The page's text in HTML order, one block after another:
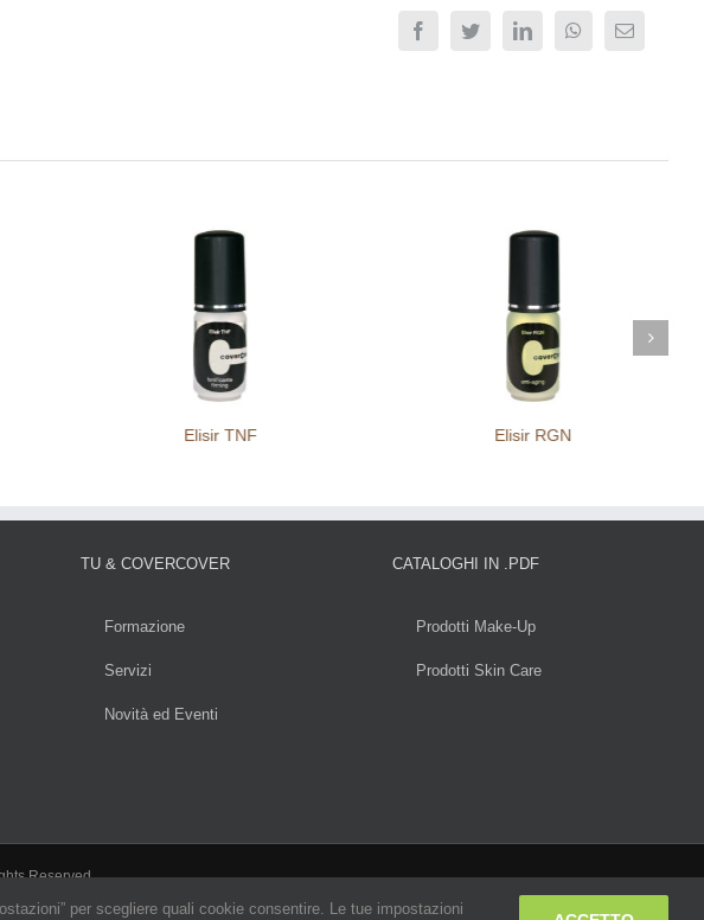
FacebookTwitterLinkedInWhatsApp
Email
Elisir TNF Elisir RGN
TU & COVERCOVER
Formazione
Servizi
Novità ed Eventi
CATALOGHI IN .PDF
Prodotti Make-Up
Prodotti Skin Care
Reserved
per scegliere quali cookie consentire. Le tue impostazioni